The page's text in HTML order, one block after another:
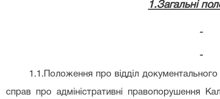
1.Загальні
1.1.Положення про відділ
справ про адміністративні правопорушення